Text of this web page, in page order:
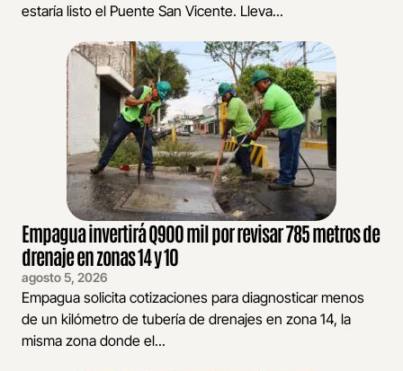
estaría listo el Puente San Vicente. Lleva...
Empagua invertirá Q900 mil por revisar 785 metros de
drenaje en zonas 14 y 10
agosto 5, 2026
Empagua solicita cotizaciones para diagnosticar menos
de un kilómetro de tubería de drenajes en zona 14, la
misma zona donde el...